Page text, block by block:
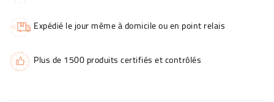
Expédié le jour même à domicile ou en point relais
Plus de 1500 produits certifiés et contrôlés